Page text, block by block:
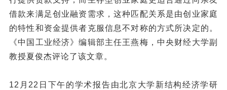
借款来满足创业融资需求，这种匹配关系是由创业家庭
的特性和资金提供者克服信息不对称的方式所决定的。
《中国工业经济》编辑部主任王燕梅，中央财经大学副
教授夏俊杰评论了该文章。
12月22日下午的学术报告由北京大学新结构经济学研